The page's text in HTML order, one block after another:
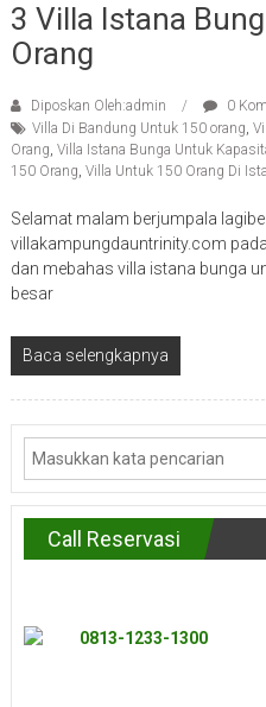
3 Villa Istana
Orang
Diposkan Oleh:admin
0
Villa Di Bandung Untuk 150 orang,
Orang, Villa Istana Bunga Untuk
150 Orang, Villa Untuk 150 Orang Di
Selamat malam berjumpala
villakampungdauntrinity.com
dan mebahas villa istana bunga
besar
Baca selengkapnya
Call Reservasi
0813-1233-1300